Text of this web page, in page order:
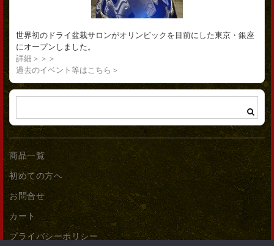
世界初のドライ盆栽サロンがオリンピックを目前にした東京・銀座
にオープンしました。
詳細＞＞＞
過去のイベント等はこちら＞
商品一覧
初めての方へ
お問合せ
カート
プライバシーポリシー